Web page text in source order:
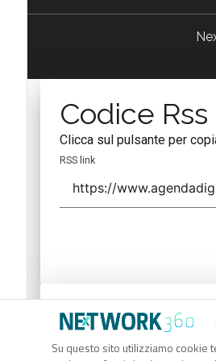
Su questo sito utilizziamo cookie
Codice Rss
Clicca sul pulsante per
RSS link
Codice Rss
Clicca sul pulsante per